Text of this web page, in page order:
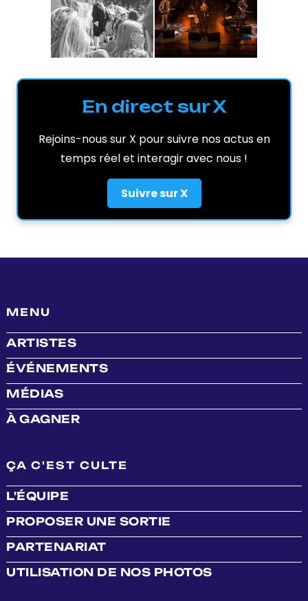
En direct sur X
Rejoins-nous sur X pour suivre nos actus en
temps réel et interagir avec nous !
Suivre sur X
MENU
ARTISTES
ÉVÉNEMENTS
MÉDIAS
À GAGNER
ÇA C'EST CULTE
L'ÉQUIPE
PROPOSER UNE SORTIE
PARTENARIAT
UTILISATION DE NOS PHOTOS